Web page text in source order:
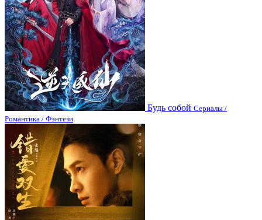
Будь собой Сериалы /
Романтика / Фэнтези